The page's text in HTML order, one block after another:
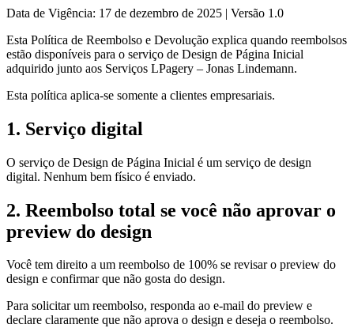
Data de Vigência: 17 de dezembro de 2025 | Versão 1.0
Esta Política de Reembolso e Devolução explica quando reembolsos
estão disponíveis para o serviço de Design de Página Inicial
adquirido junto aos Serviços LPagery – Jonas Lindemann.
Esta política aplica-se somente a clientes empresariais.
1. Serviço digital
O serviço de Design de Página Inicial é um serviço de design
digital. Nenhum bem físico é enviado.
2. Reembolso total se você não aprovar o
preview do design
Você tem direito a um reembolso de 100% se revisar o preview do
design e confirmar que não gosta do design.
Para solicitar um reembolso, responda ao e-mail do preview e
declare claramente que não aprova o design e deseja o reembolso.